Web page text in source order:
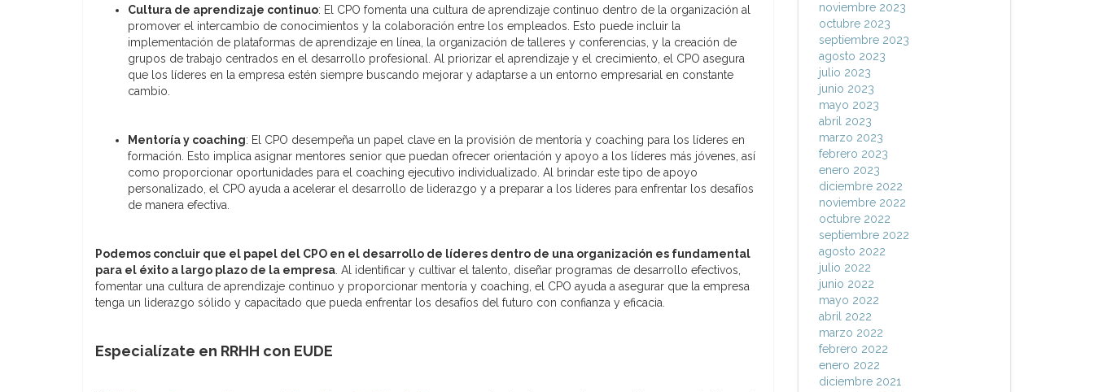
Cultura de aprendizaje continuo: El CPO fomenta una cultura de aprendizaje continuo dentro de la organización al
promover el intercambio de conocimientos y la colaboración entre los empleados. Esto puede incluir la
implementación de plataformas de aprendizaje en línea, la organización de talleres y conferencias, y la creación de
grupos de trabajo centrados en el desarrollo profesional. Al priorizar el aprendizaje y el crecimiento, el CPO asegura
que los líderes en la empresa estén siempre buscando mejorar y adaptarse a un entorno empresarial en constante
cambio.
Mentoría y coaching: El CPO desempeña un papel clave en la provisión de mentoría y coaching para los líderes en
formación. Esto implica asignar mentores senior que puedan ofrecer orientación y apoyo a los líderes más jóvenes, así
como proporcionar oportunidades para el coaching ejecutivo individualizado. Al brindar este tipo de apoyo
personalizado, el CPO ayuda a acelerar el desarrollo de liderazgo y a preparar a los líderes para enfrentar los desafíos
de manera efectiva.
Podemos concluir que el papel del CPO en el desarrollo de líderes dentro de una organización es fundamental
para el éxito a largo plazo de la empresa . Al identificar y cultivar el talento, diseñar programas de desarrollo efectivos,
fomentar una cultura de aprendizaje continuo y proporcionar mentoría y coaching, el CPO ayuda a asegurar que la empresa
tenga un liderazgo sólido y capacitado que pueda enfrentar los desafíos del futuro con confianza y eficacia.
Especialízate en RRHH con EUDE
noviembre 2023
octubre 2023
septiembre 2023
agosto 2023
julio 2023
junio 2023
mayo 2023
abril 2023
marzo 2023
febrero 2023
enero 2023
diciembre 2022
noviembre 2022
octubre 2022
septiembre 2022
agosto 2022
julio 2022
junio 2022
mayo 2022
abril 2022
marzo 2022
febrero 2022
enero 2022
diciembre 2021